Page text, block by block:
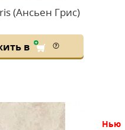
(Ансьен Грис)
в
нью